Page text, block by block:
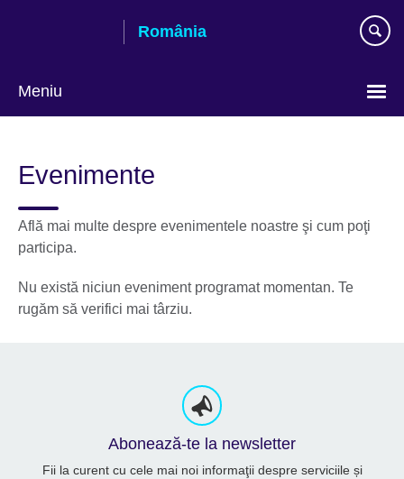
România
Meniu
Evenimente
Află mai multe despre evenimentele noastre şi cum poţi
participa.
Nu există niciun eveniment programat momentan. Te
rugăm să verifici mai târziu.
Abonează-te la newsletter
Fii la curent cu cele mai noi informaţii despre serviciile și